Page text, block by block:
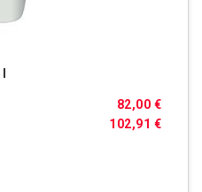
102,91 €
82,00 €